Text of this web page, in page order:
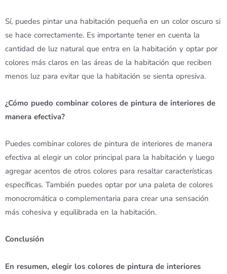
Sí, puedes pintar una habitación pequeña en un color oscuro si
se hace correctamente. Es importante tener en cuenta la
cantidad de luz natural que entra en la habitación y optar por
colores más claros en las áreas de la habitación que reciben
menos luz para evitar que la habitación se sienta opresiva.
¿Cómo puedo combinar colores de pintura de interiores de
manera efectiva?
Puedes combinar colores de pintura de interiores de manera
efectiva al elegir un color principal para la habitación y luego
agregar acentos de otros colores para resaltar características
específicas. También puedes optar por una paleta de colores
monocromática o complementaria para crear una sensación
más cohesiva y equilibrada en la habitación.
Conclusión
En resumen, elegir los colores de pintura de interiores